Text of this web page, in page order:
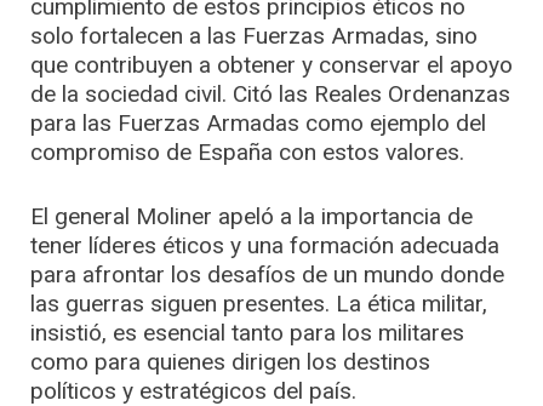
cumplimiento de estos principios éticos no
solo fortalecen a las Fuerzas Armadas, sino
que contribuyen a obtener y conservar el apoyo
de la sociedad civil. Citó las Reales Ordenanzas
para las Fuerzas Armadas como ejemplo del
compromiso de España con estos valores.
El general Moliner apeló a la importancia de
tener líderes éticos y una formación adecuada
para afrontar los desafíos de un mundo donde
las guerras siguen presentes. La ética militar,
insistió, es esencial tanto para los militares
como para quienes dirigen los destinos
políticos y estratégicos del país.